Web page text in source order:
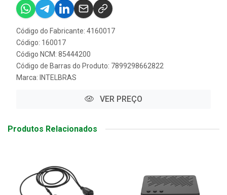
Código do Fabricante: 4160017
Código: 160017
Código NCM: 85444200
Código de Barras do Produto: 7899298662822
Marca: INTELBRAS
VER PREÇO
Produtos Relacionados